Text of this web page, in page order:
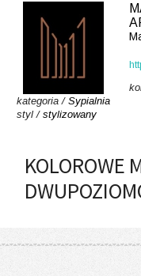
kategoria / Sypialnia
styl / stylizowany
KOLOROWE